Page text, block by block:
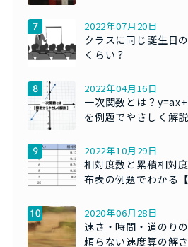
2022年07月20日
クラスに同じ誕生日
くらい？
2022年04月16日
一次関数とは？
を例題でやさしく解説
2022年10月29日
相対度数と累積相対
布表の例題でわかる【
2020年06月28日
速さ・時間・道のり
頼らない速度算の解